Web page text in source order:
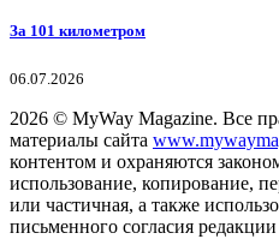
За 101 километром
06.07.2026
2026 © MyWay Magazine. Все
материалы сайта
контентом и охраняются
использование, копирование,
или частичная, а также
письменного согласия